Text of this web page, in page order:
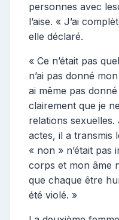
personnes avec
l’aise. « J’ai
elle déclaré.
« Ce n’était pas
n’ai pas donné
ai même pas
clairement que je
relations sexuelles.
actes, il a transmis
« non » n’était pas
corps et mon âme
que chaque être
été violé. »